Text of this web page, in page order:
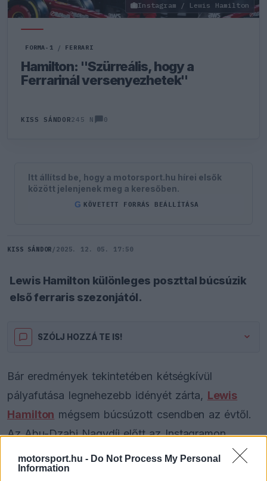
motorsport.hu - Do Not Process My Personal
Information
Instagram / Lewis Hamilton
FORMA-1 / FERRARI
Hamilton: "Szürreális, hogy a
Ferrarinál versenyezhetek"
KISS SÁNDOR245 N 0
Itt állítsd be, hogy a motorsport.hu hírei elsők
között jelenjenek meg a keresőben.
G KÖVETETT FORRÁS BEÁLLÍTÁSA
KISS SÁNDOR / 2025. 12. 05. 17:50
Lewis Hamilton különleges poszttal búcsúzik
első ferraris szezonjától.
SZÓLJ HOZZÁ TE IS!
Bár eredmények tekintetében kétségkívül
pályafutása legnehezebb idényét zárta, Lewis
Hamilton mégsem búcsúzott csendben az évtől.
Az Abu-Dzabi Nagydíj előtt az Instagramon
osztott meg egy személyes hangvételű üzenetet,
amelyben köszönetet mondott a Ferrari-családnak